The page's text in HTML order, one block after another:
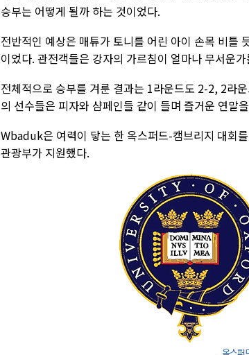
승부는 어떻게 될까 하는 것이었다.
전반적인 예상은 매튜가 토니를 어린 아이 손목 비틀
이었다. 관전객들은 강자의 가르침이 얼마나 무서운
전체적으로 승부를 겨룬 결과는 1라운드도 2-2, 2라
의 선수들은 피자와 샴페인들 같이 들며 즐거운 연말
Wbaduk은 여력이 닿는 한 옥스퍼드-캠브리지 대회
관광부가 지원했다.